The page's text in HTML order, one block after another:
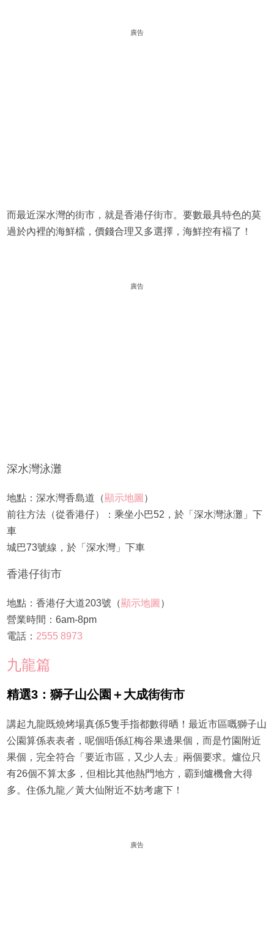
廣告
而最近深水灣的街市，就是香港仔街市。要數最具特色的莫
過於內裡的海鮮檔，價錢合理又多選擇，海鮮控有褔了！
廣告
深水灣泳灘
地點：深水灣香島道（顯示地圖 ）
前往方法（從香港仔）：乘坐小巴52，於「深水灣泳灘」下
車
城巴73號線，於「深水灣」下車
香港仔街市
地點：香港仔大道203號（顯示地圖 ）
營業時間：6am-8pm
電話： 2555 8973
九龍篇
精選3：獅子山公園＋大成街街市
講起九龍既燒烤場真係5隻手指都數得晒！最近市區嘅獅子山
公園算係表表者，呢個唔係紅梅谷果邊果個，而是竹園附近
果個，完全符合「要近市區，又少人去」兩個要求。爐位只
有26個不算太多，但相比其他熱門地方，霸到爐機會大得
多。住係九龍／黃大仙附近不妨考慮下！
廣告